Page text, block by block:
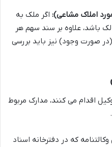
املاک مشاعی): اگر ملک به
باشد، علاوه بر سند سهم هر
صورت وجود) نیز باید بررسی
اقدام می کنند، مدارک مربوط
که در دفترخانه اسناد